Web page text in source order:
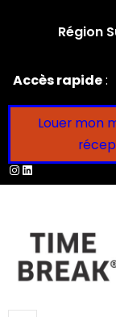
Région
Accès rapide:
Louer mon
Instagram
LinkedIn